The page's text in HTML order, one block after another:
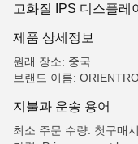
고화질 IPS 디스플레
제품 상세정보
원래 장소: 중국
브랜드 이름:
지불과 운송 용어
최소 주문 수량: 첫구매